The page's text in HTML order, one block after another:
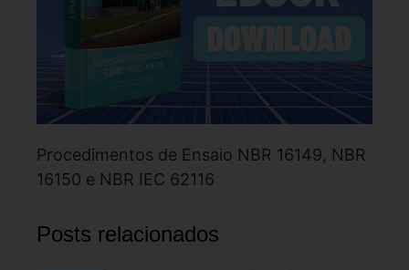
Procedimentos de Ensaio NBR 16149, NBR
16150 e NBR IEC 62116
Posts relacionados